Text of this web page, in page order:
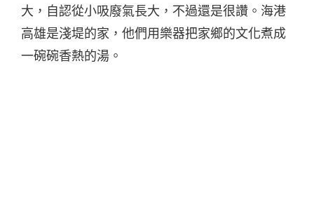
大，自認從小吸廢氣長大，不過還是很讚。海港
高雄是淺堤的家，他們用樂器把家鄉的文化煮成
一碗碗香熱的湯。